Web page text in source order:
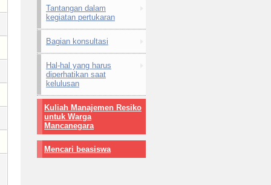
Tantangan dalam
kegiatan pertukaran
Bagian konsultasi
Hal-hal yang harus
diperhatikan saat
kelulusan
Kuliah Manajemen Resiko
untuk Warga
Mancanegara
Mencari beasiswa